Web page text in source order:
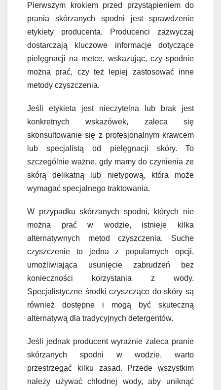
Pierwszym krokiem przed przystąpieniem do
prania skórzanych spodni jest sprawdzenie
etykiety producenta. Producenci zazwyczaj
dostarczają kluczowe informacje dotyczące
pielęgnacji na metce, wskazując, czy spodnie
można prać, czy też lepiej zastosować inne
metody czyszczenia.
Jeśli etykieta jest nieczytelna lub brak jest
konkretnych wskazówek, zaleca się
skonsultowanie się z profesjonalnym krawcem
lub specjalistą od pielęgnacji skóry. To
szczególnie ważne, gdy mamy do czynienia ze
skórą delikatną lub nietypową, która może
wymagać specjalnego traktowania.
W przypadku skórzanych spodni, których nie
można prać w wodzie, istnieje kilka
alternatywnych metod czyszczenia. Suche
czyszczenie to jedna z popularnych opcji,
umożliwiająca usunięcie zabrudzeń bez
konieczności korzystania z wody.
Specjalistyczne środki czyszczące do skóry są
również dostępne i mogą być skuteczną
alternatywą dla tradycyjnych detergentów.
Jeśli jednak producent wyraźnie zaleca pranie
skórzanych spodni w wodzie, warto
przestrzegać kilku zasad. Przede wszystkim
należy używać chłodnej wody, aby uniknąć